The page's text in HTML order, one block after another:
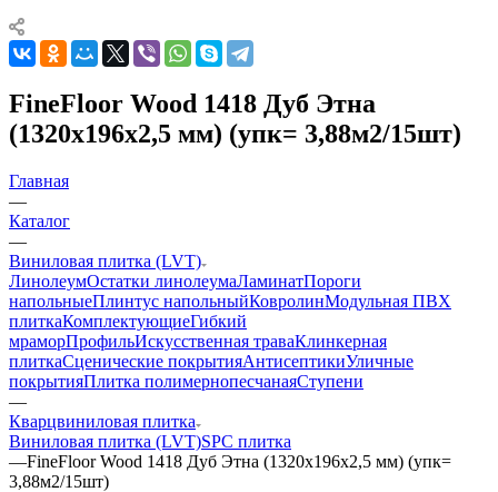
FineFloor Wood 1418 Дуб Этна
(1320х196х2,5 мм) (упк= 3,88м2/15шт)
Главная
—
Каталог
—
Виниловая плитка (LVT)
ЛинолеумОстатки линолеумаЛаминатПороги
напольныеПлинтус напольныйКовролинМодульная ПВХ
плиткаКомплектующиеГибкий
мраморПрофильИскусственная траваКлинкерная
плиткаСценические покрытияАнтисептикиУличные
покрытияПлитка полимернопесчанаяСтупени
—
Кварцвиниловая плитка
Виниловая плитка (LVT)SPC плитка
—FineFloor Wood 1418 Дуб Этна (1320х196х2,5 мм) (упк=
3,88м2/15шт)